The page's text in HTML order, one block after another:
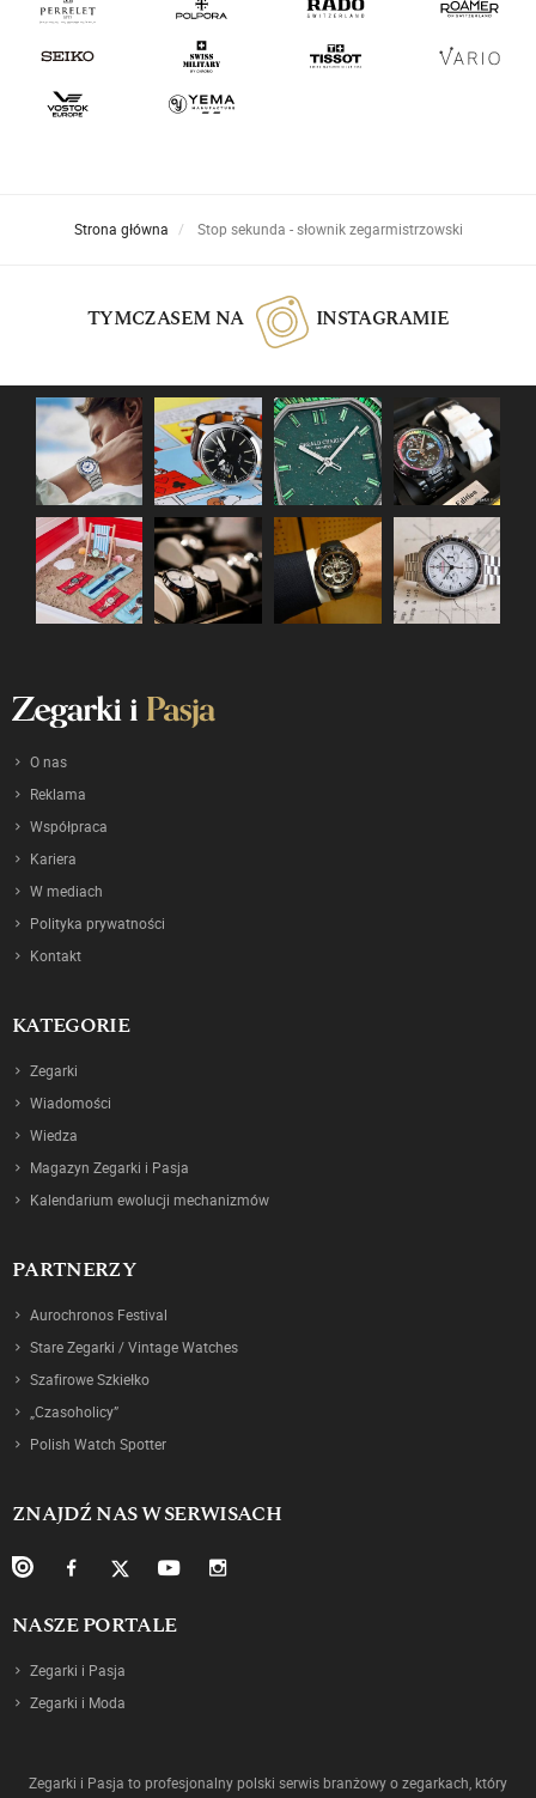
Strona główna Stop sekunda - słownik zegarmistrzowski
TYMCZASEM NA INSTAGRAMIE
O nas
Reklama
Współpraca
Kariera
W mediach
Polityka prywatności
Kontakt
KATEGORIE
Zegarki
Wiadomości
Wiedza
Magazyn Zegarki i Pasja
Kalendarium ewolucji mechanizmów
PARTNERZY
Aurochronos Festival
Stare Zegarki / Vintage Watches
Szafirowe Szkiełko
„Czasoholicy”
Polish Watch Spotter
ZNAJDŹ NAS W SERWISACH
NASZE PORTALE
Zegarki i Pasja
Zegarki i Moda
Zegarki i Pasja to profesjonalny polski serwis branżowy o zegarkach, który